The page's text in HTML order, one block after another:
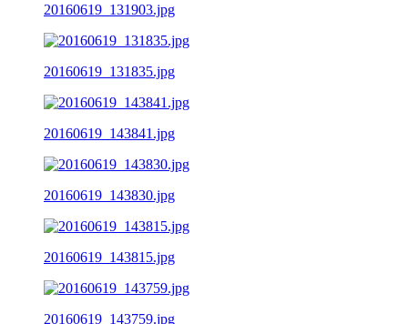
20160619_131903.jpg
20160619_131835.jpg
20160619_143841.jpg
20160619_143830.jpg
20160619_143815.jpg
20160619_143759.jpg